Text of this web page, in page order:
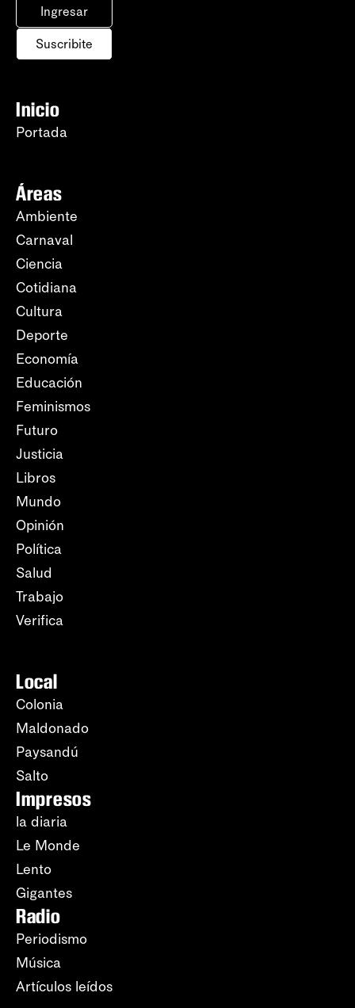
Ingresar
Suscribite
Inicio
Portada
Áreas
Ambiente
Carnaval
Ciencia
Cotidiana
Cultura
Deporte
Economía
Educación
Feminismos
Futuro
Justicia
Libros
Mundo
Opinión
Política
Salud
Trabajo
Verifica
Local
Colonia
Maldonado
Paysandú
Salto
Impresos
la diaria
Le Monde
Lento
Gigantes
Radio
Periodismo
Música
Artículos leídos